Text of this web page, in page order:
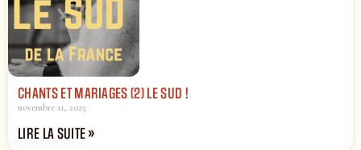
CHANTS ET MARIAGES (2) LE SUD !
novembre 11, 2025
LIRE LA SUITE »